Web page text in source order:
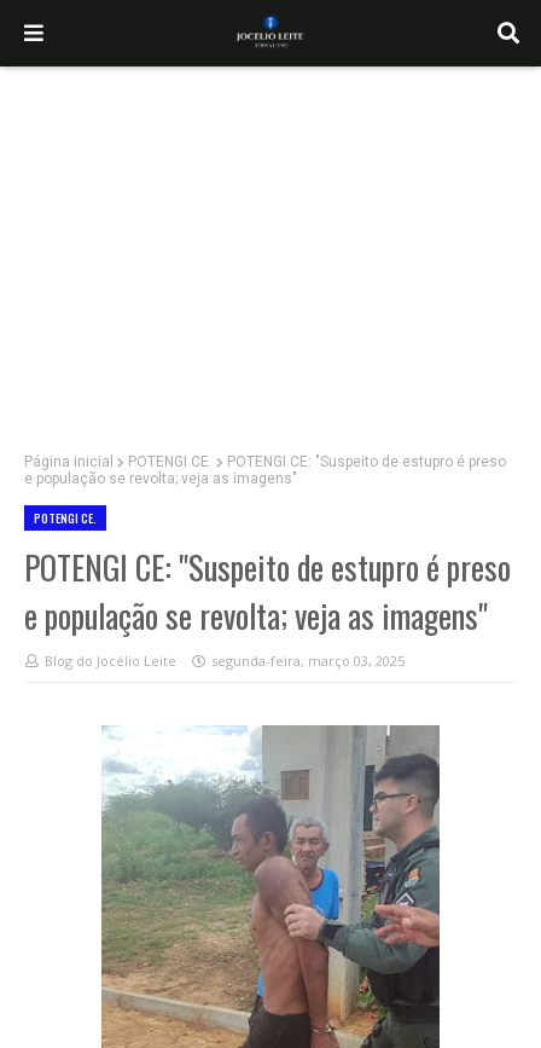
Página inicial POTENGI CE.
POTENGI CE: "Suspeito de estupro é preso
e população se revolta; veja as imagens"
POTENGI CE.
POTENGI CE: "Suspeito de estupro é preso
e população se revolta; veja as imagens"
Blog do Jocélio Leite segunda-feira, março 03, 2025